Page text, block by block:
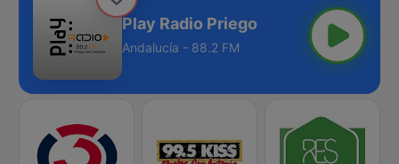
Play Radio Priego
Andalucía - 88.2 FM